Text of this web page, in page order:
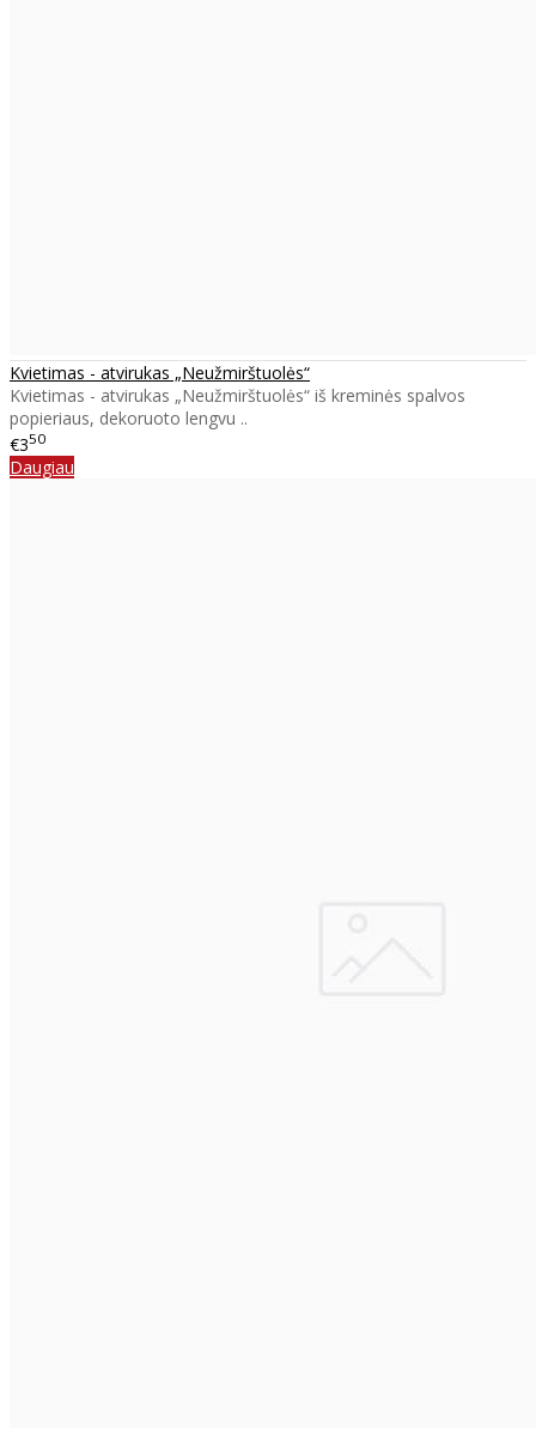
Kvietimas - atvirukas „Neužmirštuolės“
Kvietimas - atvirukas „Neužmirštuolės“ iš kreminės spalvos
popieriaus, dekoruoto lengvu ..
€350
Daugiau